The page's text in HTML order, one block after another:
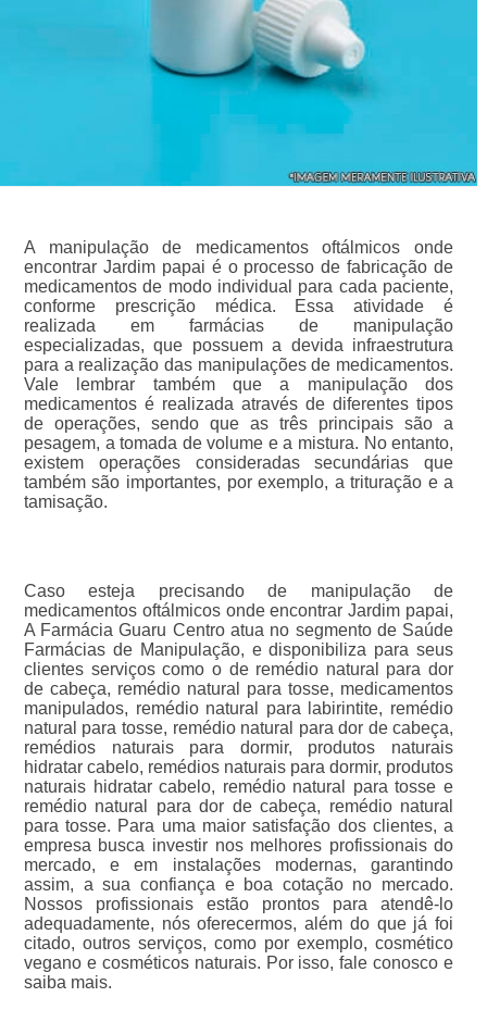
A manipulação de medicamentos oftálmicos onde
encontrar Jardim papai é o processo de fabricação de
medicamentos de modo individual para cada paciente,
conforme prescrição médica. Essa atividade é
realizada em farmácias de manipulação
especializadas, que possuem a devida infraestrutura
para a realização das manipulações de medicamentos.
Vale lembrar também que a manipulação dos
medicamentos é realizada através de diferentes tipos
de operações, sendo que as três principais são a
pesagem, a tomada de volume e a mistura. No entanto,
existem operações consideradas secundárias que
também são importantes, por exemplo, a trituração e a
tamisação.
Caso esteja precisando de manipulação de
medicamentos oftálmicos onde encontrar Jardim papai,
A Farmácia Guaru Centro atua no segmento de Saúde
Farmácias de Manipulação, e disponibiliza para seus
clientes serviços como o de remédio natural para dor
de cabeça, remédio natural para tosse, medicamentos
manipulados, remédio natural para labirintite, remédio
natural para tosse, remédio natural para dor de cabeça,
remédios naturais para dormir, produtos naturais
hidratar cabelo, remédios naturais para dormir, produtos
naturais hidratar cabelo, remédio natural para tosse e
remédio natural para dor de cabeça, remédio natural
para tosse. Para uma maior satisfação dos clientes, a
empresa busca investir nos melhores profissionais do
mercado, e em instalações modernas, garantindo
assim, a sua confiança e boa cotação no mercado.
Nossos profissionais estão prontos para atendê-lo
adequadamente, nós oferecermos, além do que já foi
citado, outros serviços, como por exemplo, cosmético
vegano e cosméticos naturais. Por isso, fale conosco e
saiba mais.